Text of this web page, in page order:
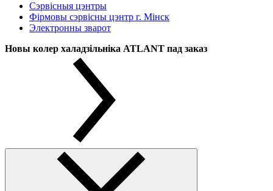
Сэрвісныя цэнтры
Фірмовы сэрвісны цэнтр г. Мінск
Электронны зварот
Новы колер халадзільніка ATLANT пад заказ